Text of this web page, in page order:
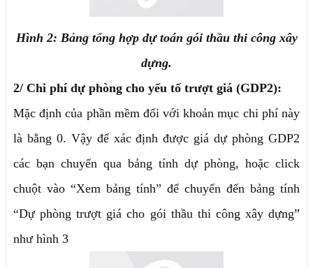
Hình 2: Bảng tổng hợp dự toán gói thầu thi công xây
dựng.
2/ Chi phí dự phòng cho yếu tố trượt giá (GDP2):
Mặc định của phần mềm đối với khoản mục chi phí này
là bằng 0. Vậy để xác định được giá dự phòng GDP2
các bạn chuyển qua bảng tính dự phòng, hoặc click
chuột vào “Xem bảng tính” để chuyển đến bảng tính
“Dự phòng trượt giá cho gói thầu thi công xây dựng”
như hình 3